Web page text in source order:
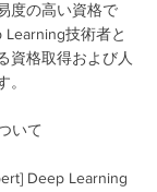
度の高い資格で
技術者と
資格取得および人
。
いて
Deep Learning